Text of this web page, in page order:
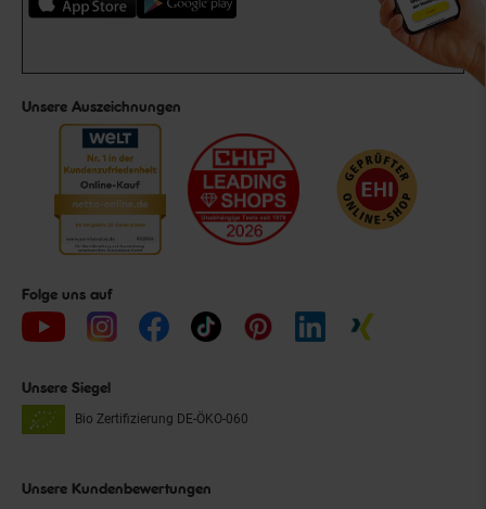
Unsere Auszeichnungen
Folge uns auf
Unsere Siegel
Bio Zertifizierung DE-ÖKO-060
Unsere Kundenbewertungen